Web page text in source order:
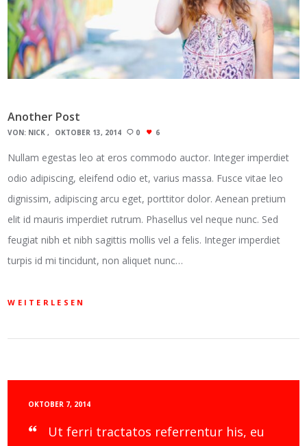
Another Post
VON: NICK OKTOBER 13, 2014 0 6
Nullam egestas leo at eros commodo auctor. Integer imperdiet
odio adipiscing, eleifend odio et, varius massa. Fusce vitae leo
dignissim, adipiscing arcu eget, porttitor dolor. Aenean pretium
elit id mauris imperdiet rutrum. Phasellus vel neque nunc. Sed
feugiat nibh et nibh sagittis mollis vel a felis. Integer imperdiet
turpis id mi tincidunt, non aliquet nunc…
WEITERLESEN
OKTOBER 7, 2014
Ut ferri tractatos referrentur his, eu